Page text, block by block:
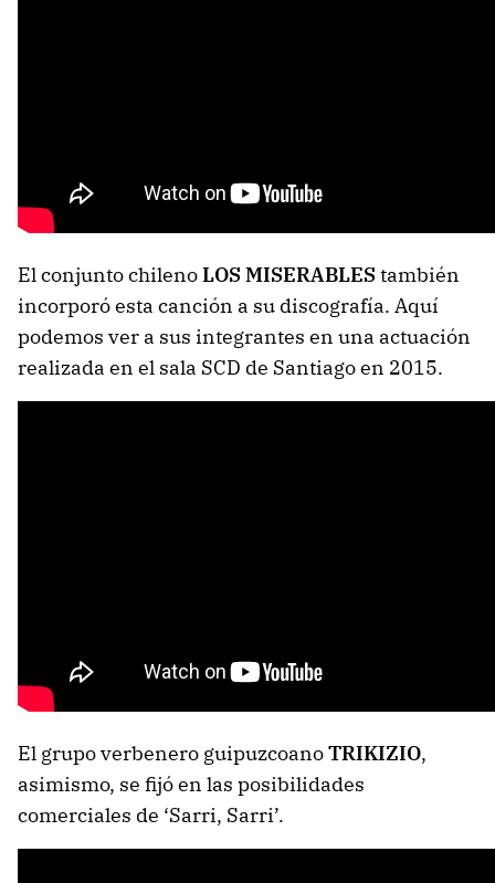
El conjunto chilenoLOS MISERABLES también
incorporó esta canción a su discografía. Aquí
podemos ver a sus integrantes en una actuación
realizada en el sala SCD de Santiago en 2015.
El grupo verbenero guipuzcoanoTRIKIZIO,
asimismo, se fijó en las posibilidades
comerciales de ‘Sarri, Sarri’.